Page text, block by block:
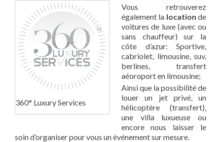
360° Luxury Services
Vous retrouverez
également la location de
voitures de luxe (avec ou
sans chauffeur) sur la
côte d’azur: Sportive,
cabriolet, limousine, suv,
berlines, transfert
aéoroport en limousine;
Ainsi que la possibilité de
louer un jet privé, un
hélicoptère (transfert),
une villa luxueuse ou
encore nous laisser le
soin d’organiser pour vous un événement sur mesure.